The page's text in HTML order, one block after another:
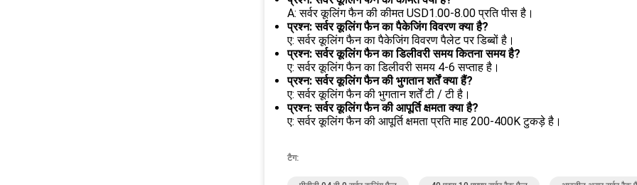
A: सर्वर कूलिंग फैन की कीमत USD1.00-8.00 प्रति पीस है।
प्रश्न: सर्वर कूलिंग फैन का पैकेजिंग विवरण क्या है?
ए: सर्वर कूलिंग फैन का पैकेजिंग विवरण पैलेट पर डिब्बों है।
प्रश्न: सर्वर कूलिंग फैन का डिलीवरी समय कितना समय है?
ए: सर्वर कूलिंग फैन का डिलीवरी समय 4-6 सप्ताह है।
प्रश्न: सर्वर कूलिंग फैन की भुगतान शर्तें क्या हैं?
ए: सर्वर कूलिंग फैन की भुगतान शर्तें टी / टी है।
प्रश्न: सर्वर कूलिंग फैन की आपूर्ति क्षमता क्या है?
ए: सर्वर कूलिंग फैन की आपूर्ति क्षमता प्रति माह 200-400K टुकड़े है।
टैग: